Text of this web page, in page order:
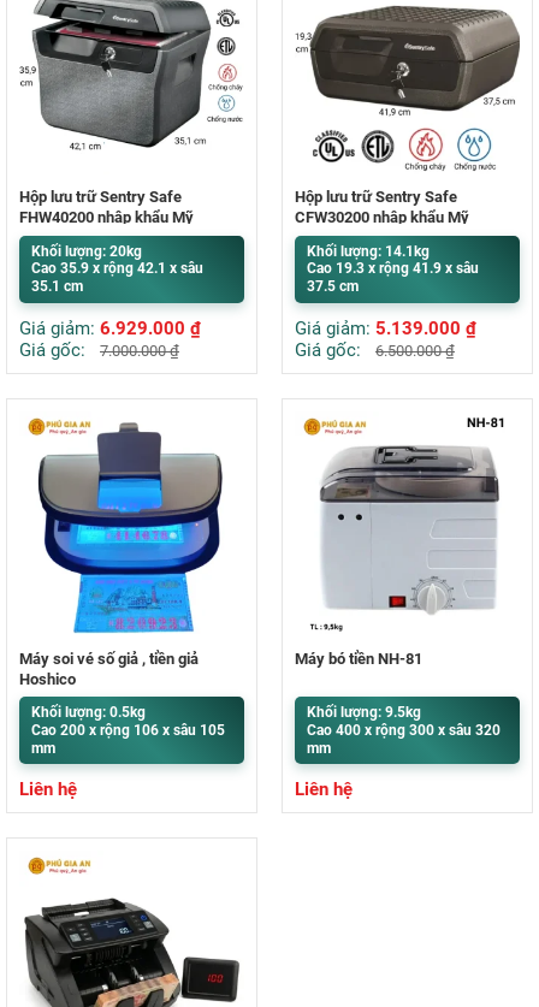
Hộp lưu trữ Sentry Safe
FHW40200 nhập khẩu Mỹ
Khối lượng: 20kg
Cao 35.9 x rộng 42.1 x sâu
35.1 cm
Giá giảm: 6.929.000 ₫
Giá gốc:
7.000.000₫
Hộp lưu trữ Sentry Safe
CFW30200 nhập khẩu Mỹ
Khối lượng: 14.1kg
Cao 19.3 x rộng 41.9 x sâu
37.5 cm
Giá giảm: 5.139.000 ₫
Giá gốc:
6.500.000₫
Máy soi vé số giả , tiền giả
Hoshico
Khối lượng: 0.5kg
Cao 200 x rộng 106 x sâu 105
mm
Liên hệ
Máy bó tiền NH-81
Khối lượng: 9.5kg
Cao 400 x rộng 300 x sâu 320
mm
Liên hệ